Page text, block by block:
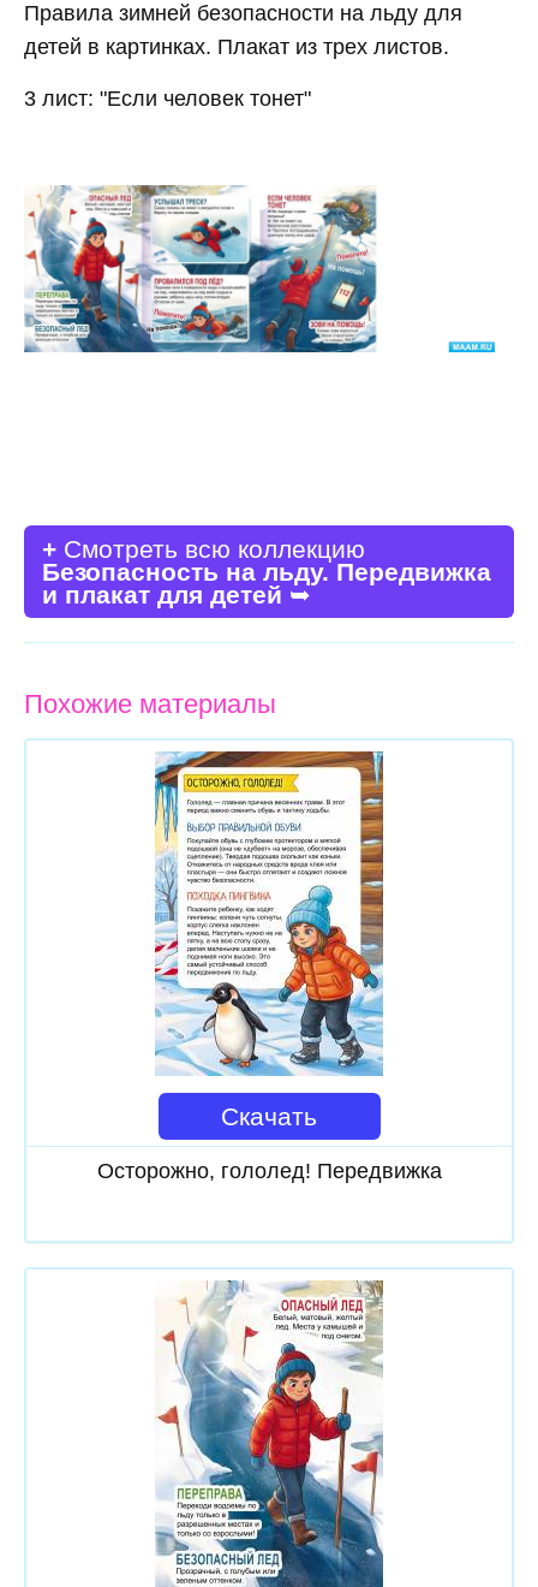
Правила зимней безопасности на льду для
детей в картинках. Плакат из трех листов.
3 лист: "Если человек тонет"
+ Смотреть всю коллекцию
Безопасность на льду. Передвижка
и плакат для детей ➥
Похожие материалы
Скачать
Осторожно, гололед! Передвижка
Скачать